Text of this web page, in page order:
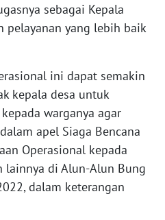
sebagai Kepala
pelayanan yang lebih baik
ini dapat semakin
kepala desa untuk
warganya agar
apel Siaga Bencana
Operasional kepada
lainnya di Alun-Alun Bung
dalam keterangan